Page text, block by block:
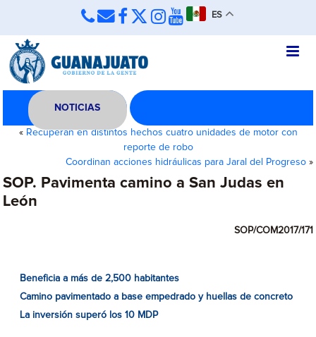
ES
NOTICIAS
« Recuperan en distintos hechos cuatro unidades de motor con
reporte de robo
Coordinan acciones hidráulicas para Jaral del Progreso»
SOP. Pavimenta camino a San Judas en
León
SOP/COM2017/171
Beneficia a más de 2,500 habitantes
Camino pavimentado a base empedrado y huellas de concreto
La inversión superó los 10 MDP